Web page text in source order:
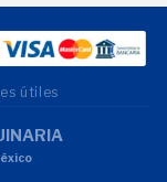
útiles